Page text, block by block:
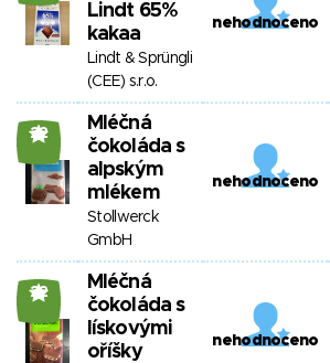
Lindt 65%
kakaa
Lindt & Sprüngli
(CEE) s.r.o.
nehodnoceno
22
Mléčná
čokoláda s
alpským
mlékem
Stollwerck
GmbH
nehodnoceno
22
Mléčná
čokoláda s
lískovými
oříšky
nehodnoceno